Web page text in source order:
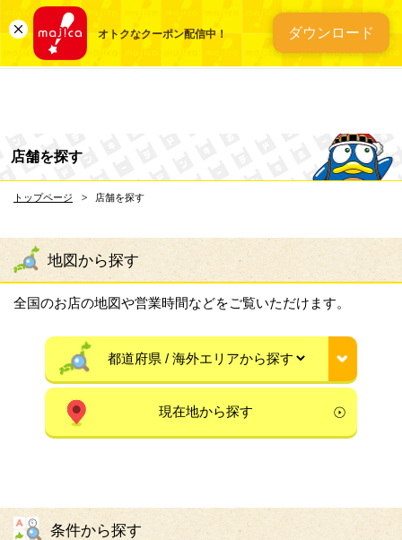
オトクなクーポン配信中！ ダウンロード
総合ディスカウント
店舗を探す
トップページ 店舗を探す
地図から探す
全国のお店の地図や営業時間などをご覧いただけます。
現在地から探す
条件から探す